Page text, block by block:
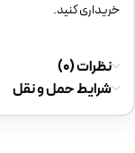
خریداری کنید.
نظرات (0)
شرایط حمل و نقل